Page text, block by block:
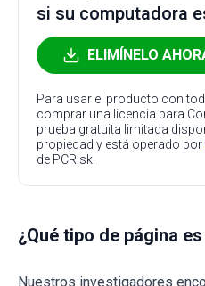
si su computadora
ELIMÍNELO
Para usar el producto con
comprar una licencia para
prueba gratuita limitada
propiedad y está operado por
de PCRisk.
¿Qué tipo de página
Nuestros investigadores